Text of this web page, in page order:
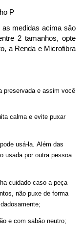
P
medidas acima são
2 tamanhos, opte
a Renda e Microfibra
preservada e assim você
calma e evite puxar
usá-la. Além das
usada por outra pessoa
cuidado caso a peça
não puxe de forma
;
e com sabão neutro;